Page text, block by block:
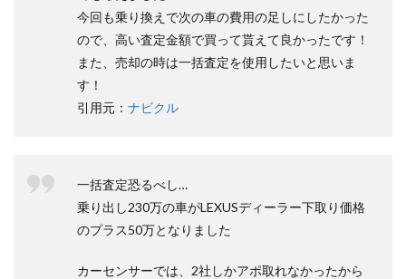
今回も乗り換えで次の車の費用の足しにしたかった
ので、高い査定金額で買って貰えて良かったです！
また、売却の時は一括査定を使用したいと思いま
す！
引用元： ナビクル
一括査定恐るべし…
乗り出し230万の車がLEXUSディーラー下取り価格
のプラス50万となりました
カーセンサーでは、2社しかアポ取れなかったから